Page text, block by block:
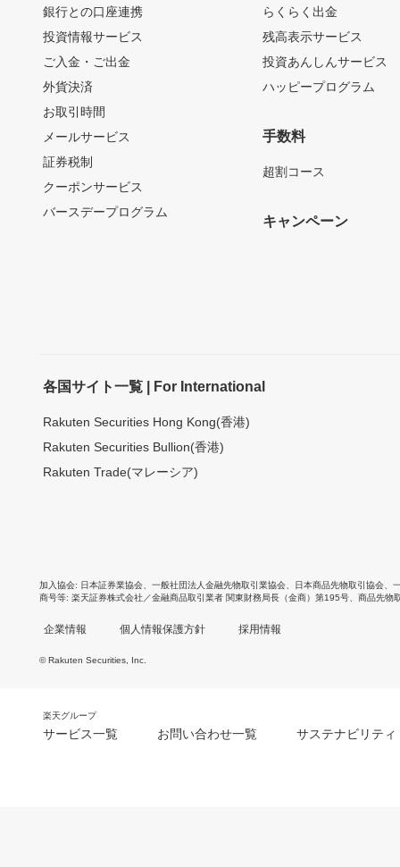
銀行との口座連携
投資情報サービス
ご入金・ご出金
外貨決済
お取引時間
メールサービス
証券税制
クーポンサービス
バースデープログラム
らくらく出金
残高表示サービス
投資あんしんサービス
ハッピープログラム
手数料
超割コース
キャンペーン
各国サイト一覧 | For International
Rakuten Securities Hong Kong(香港)
Rakuten Securities Bullion(香港)
Rakuten Trade(マレーシア)
加入協会 日本証券業協会 一般社団法人金融先物取引業協会 日本商品先物取引協会
商号等 楽天証券株式会社／金融商品取引業者 関東財務局長（金商）第195号、商品先物
企業情報 個人情報保護方針 採用情報
© Rakuten Securities, Inc.
楽天グループ
サービス一覧 お問い合わせ一覧 サステナビリティ